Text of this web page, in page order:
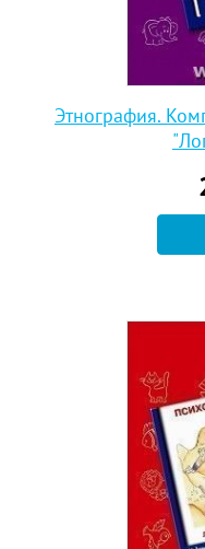
Этнография.